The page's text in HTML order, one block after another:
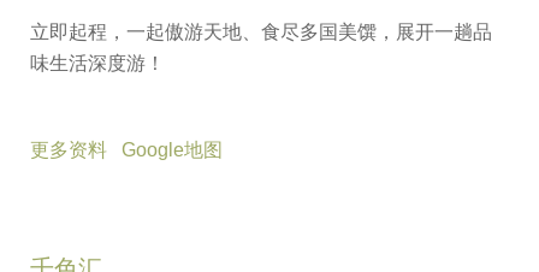
立即起程，一起傲游天地、食尽多国美馔，展开一趟品
味生活深度游！
更多资料 Google地图